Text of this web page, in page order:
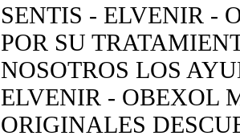
SENTIS - ELVENIR -
POR SU
NOSOTROS LOS
ELVENIR - OBEXOL
ORIGINALES